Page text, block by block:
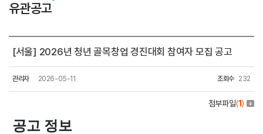
유관공고
[서울] 2026년 청년 골목창업 경진대회 참여자 모집 공고
관리자 2026-05-11 조회수 232
첨부파일(1)
공고 정보